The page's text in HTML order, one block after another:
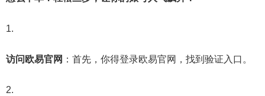
访问欧易官网 ：首先，你得登录欧易官网，找到验证入口。